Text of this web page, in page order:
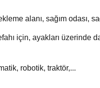
alanı, sağım odası,
için, ayakları üzerinde
robotik, traktör,...